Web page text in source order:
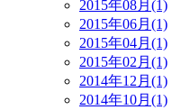
2015年08月(1)
2015年06月(1)
2015年04月(1)
2015年02月(1)
2014年12月(1)
2014年10月(1)